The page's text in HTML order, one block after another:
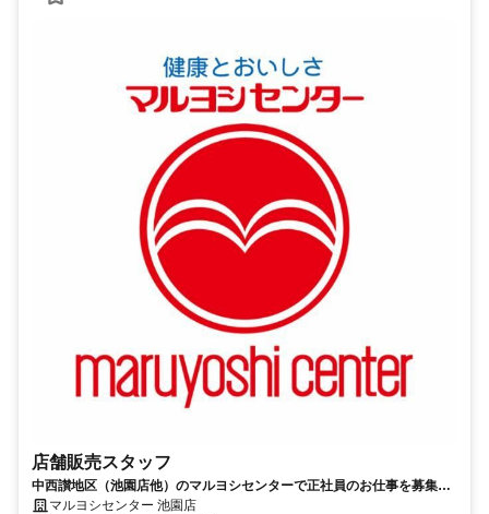
店舗販売スタッフ
中西讃地区（池園店他）のマルヨシセンターで正社員のお仕事を募集し
ますマルヨシセンター 池園店